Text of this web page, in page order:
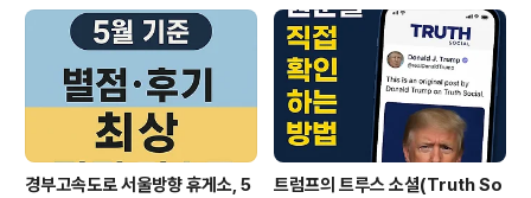
경부고속도로 서울방향 휴게소, 5
트럼프의 트루스 소셜(Truth So